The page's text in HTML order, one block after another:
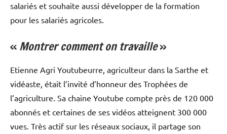
salariés et souhaite aussi développer de la formation
pour les salariés agricoles.
«Montrer comment on travaille»
Etienne Agri Youtubeurre, agriculteur dans la Sarthe et
vidéaste, était l’invité d’honneur des Trophées de
l’agriculture. Sa chaine Youtube compte près de 120 000
abonnés et certaines de ses vidéos atteignent 300 000
vues. Très actif sur les réseaux sociaux, il partage son